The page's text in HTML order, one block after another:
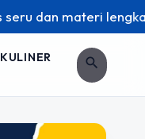
materi lengkap
KULINER search